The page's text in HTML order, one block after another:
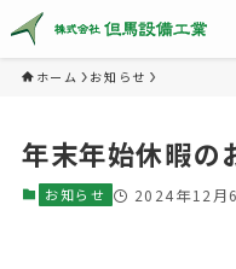
ホーム お知らせ
年末年始休暇の
お知らせ 2024年12月